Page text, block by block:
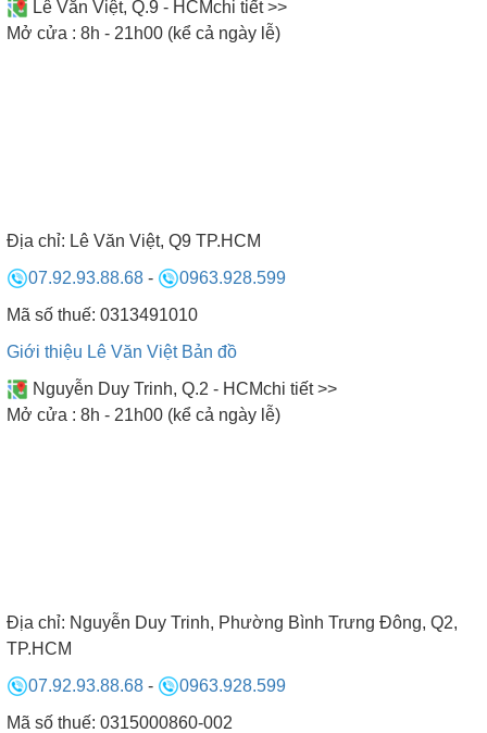
BẾP NAM ANH - ĐƠN VỊ CUNG CẤP
PHÒNG XÔNG HƠI UY TÍN
ĐỘI NGŨ NHÂN VIÊN BẾP NAM ANH
Lê Văn Việt, Q.9 - HCMchi tiết >>
Mở cửa : 8h - 21h00 (kể cả ngày lễ)
Địa chỉ: Lê Văn Việt, Q9 TP.HCM
07.92.93.88.68 -
0963.928.599
Mã số thuế: 0313491010
Giới thiệu Lê Văn Việt Bản đồ
Nguyễn Duy Trinh, Q.2 - HCMchi tiết >>
Mở cửa : 8h - 21h00 (kể cả ngày lễ)
Địa chỉ: Nguyễn Duy Trinh, Phường Bình Trưng Đông, Q2,
TP.HCM
07.92.93.88.68 -
0963.928.599
Mã số thuế: 0315000860-002